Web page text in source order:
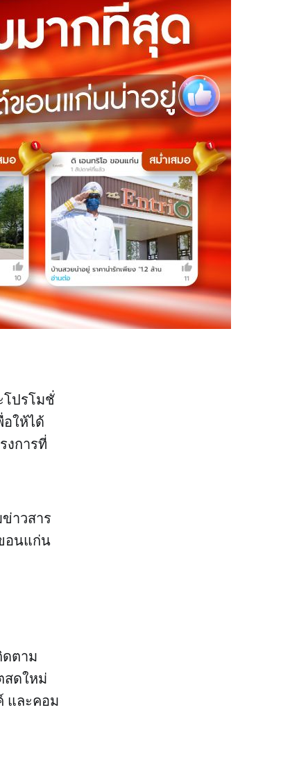
โปรโมชั่
ให้ได้
งการที่
าวสาร
อนแก่น
ดตาม
สดใหม่
และคอม